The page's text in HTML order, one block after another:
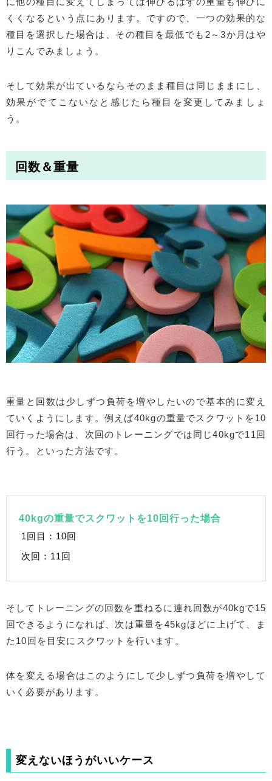
くくなるという点にあります。ですので、一つの効果的な
種目を選択した場合は、その種目を最低でも2～3か月はや
りこんでみましょう。
そして効果が出ているならそのまま種目は同じままにし、
効果がでてこないなと感じたら種目を変更してみましょ
う。
回数＆重量
重量と回数は少しずつ負荷を増やしたいので基本的に変え
ていくようにします。例えば40kgの重量でスクワットを10
回行った場合は、次回のトレーニングでは同じ40kgで11回
行う。といった方法です。
40kgの重量でスクワットを10回行った場合
1回目：10回
次回：11回
そしてトレーニングの回数を重ねるに連れ回数が40kgで15
回できるようになれば、次は重量を45kgほどに上げて、ま
た10回を目安にスクワットを行います。
体を変える場合はこのようにして少しずつ負荷を増やして
いく必要があります。
変えないほうがいいケース